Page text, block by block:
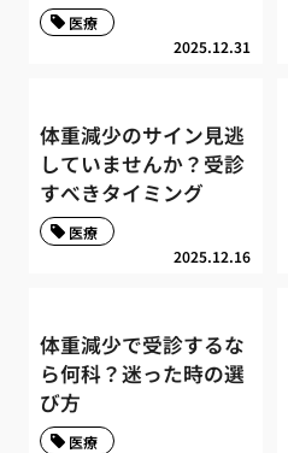
2025.12.31
医療
体重減少のサイン見逃
していませんか？受診
すべきタイミング
2025.12.16
医療
体重減少で受診するな
ら何科？迷った時の選
び方
医療